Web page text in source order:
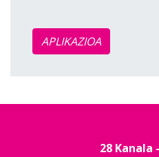
APLIKAZIOA
28 Kanala